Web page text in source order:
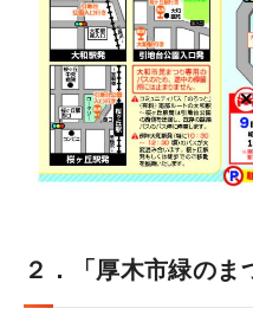
２．「厚木市緑のま